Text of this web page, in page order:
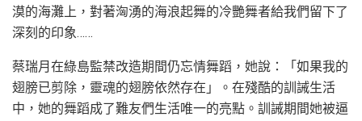
漠的海灘上，對著洶湧的海浪起舞的冷艷舞者給我們留下了
深刻的印象……
蔡瑞月在綠島監禁改造期間仍忘情舞蹈，她說：「如果我的
翅膀已剪除，靈魂的翅膀依然存在」。在殘酷的訓誡生活
中，她的舞蹈成了難友們生活唯一的亮點。訓誡期間她被逼